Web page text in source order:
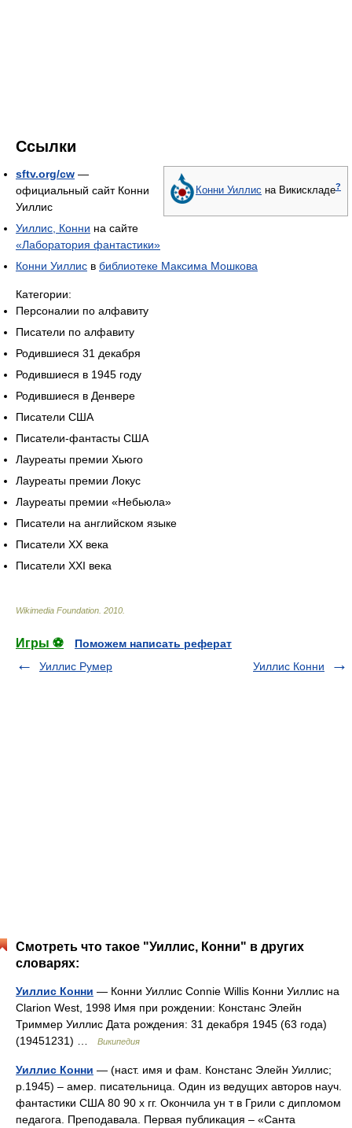
Ссылки
Конни Уиллис на Викискладе?
sftv.org/cw —
официальный сайт Конни
Уиллис
Уиллис, Конни на сайте
«Лаборатория фантастики»
Конни Уиллис в библиотеке Максима Мошкова
Категории:
Персоналии по алфавиту
Писатели по алфавиту
Родившиеся 31 декабря
Родившиеся в 1945 году
Родившиеся в Денвере
Писатели США
Писатели-фантасты США
Лауреаты премии Хьюго
Лауреаты премии Локус
Лауреаты премии «Небьюла»
Писатели на английском языке
Писатели XX века
Писатели XXI века
Wikimedia Foundation 2010
Игры ⚽
Поможем написать реферат
Уиллис Румер
Уиллис Конни
Смотреть что такое "Уиллис, Конни" в других
словарях:
Уиллис Конни — Конни Уиллис Connie Willis Конни Уиллис на
Clarion West, 1998 Имя при рождении: Констанс Элейн
Триммер Уиллис Дата рождения: 31 декабря 1945 (63 года)
(19451231) …
Википедия
Уиллис Конни — (наст. имя и фам. Констанс Элейн Уиллис;
р.1945) – амер. писательница. Один из ведущих авторов науч.
фантастики США 80 90 х гг. Окончила ун т в Грили с дипломом
педагога. Преподавала. Первая публикация – «Санта